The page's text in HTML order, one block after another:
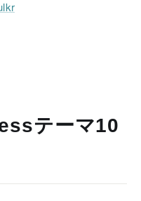
テーマ10